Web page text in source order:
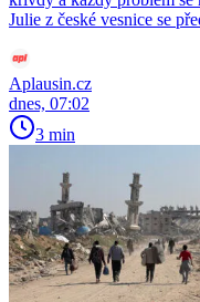
Julie z české vesnice se
Aplausin.cz
dnes, 07:02
3 min